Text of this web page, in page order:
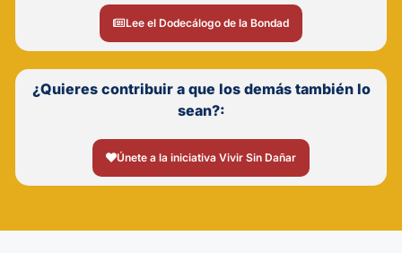
Lee el Dodecálogo de la Bondad
¿Quieres contribuir a que los demás también lo
sean?:
Únete a la iniciativa Vivir Sin Dañar